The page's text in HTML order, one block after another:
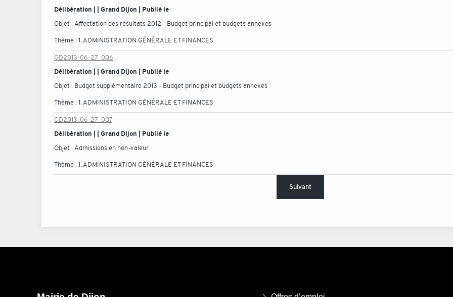
Délibération | | Grand Dijon | Publié le
Objet : Affectation des résultats 2012 - Budget principal et budgets annexes
Thème :1. ADMINISTRATION GÉNÉRALE ET FINANCES
GD2013-06-27_006
Délibération | | Grand Dijon | Publié le
Objet : Budget supplémentaire 2013 - Budget principal et budgets annexes
Thème :1. ADMINISTRATION GÉNÉRALE ET FINANCES
GD2013-06-27_007
Délibération | | Grand Dijon | Publié le
Objet : Admissions en non-valeur
Thème :1. ADMINISTRATION GÉNÉRALE ET FINANCES
Suivant